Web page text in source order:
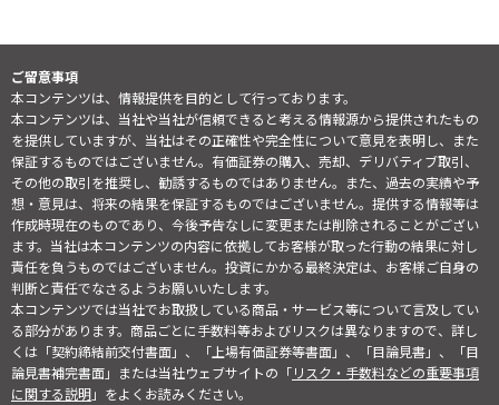
ご留意事項
本コンテンツは、情報提供を目的として行っております。
本コンテンツは、当社や当社が信頼できると考える情報源から提供されたもの
を提供していますが、当社はその正確性や完全性について意見を表明し、また
保証するものではございません。有価証券の購入、売却、デリバティブ取引、
その他の取引を推奨し、勧誘するものではありません。また、過去の実績や予
想・意見は、将来の結果を保証するものではございません。提供する情報等は
作成時現在のものであり、今後予告なしに変更または削除されることがござい
ます。当社は本コンテンツの内容に依拠してお客様が取った行動の結果に対し
責任を負うものではございません。投資にかかる最終決定は、お客様ご自身の
判断と責任でなさるようお願いいたします。
本コンテンツでは当社でお取扱している商品・サービス等について言及してい
る部分があります。商品ごとに手数料等およびリスクは異なりますので、詳し
くは「契約締結前交付書面」、「上場有価証券等書面」、「目論見書」、「目
論見書補完書面」または当社ウェブサイトの「リスク・手数料などの重要事項
に関する説明」をよくお読みください。